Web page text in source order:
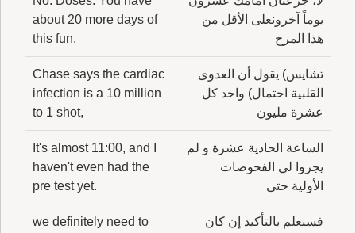
يوماً آخرونعلى الأقل من
هذا المرح
about 20 more days of
this fun.
تشايس) يقول أن العدوى
القلبية احتمال) واحد كل
عشرة مليون
Chase says the cardiac
infection is a 10 million
to 1 shot,
الساعة الحادية عشرة و لم
يجروا لي الفحوصات
الأولية حتى
It's almost 11:00, and I
haven't even had the
pre test yet.
فسنعلم بالتأكيد إن كان
we definitely need to